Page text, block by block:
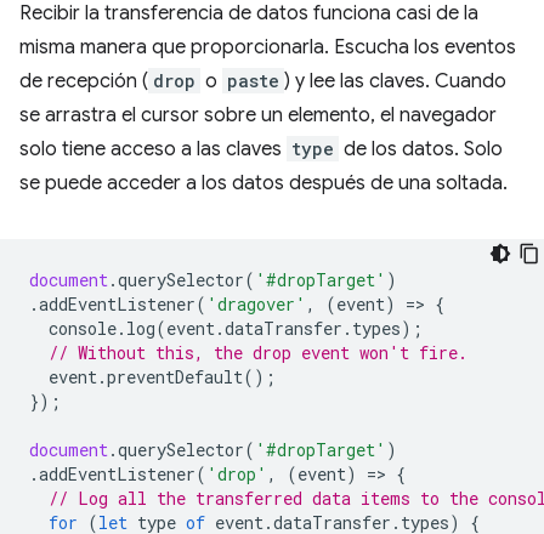
Recibir la transferencia de datos funciona casi de la
misma manera que proporcionarla. Escucha los eventos
de recepción ( drop o paste ) y lee las claves. Cuando
se arrastra el cursor sobre un elemento, el navegador
solo tiene acceso a las claves type de los datos. Solo
se puede acceder a los datos después de una soltada.
document.querySelector( '#dropTarget' )
.addEventListener( 'dragover' , (event) => {
console. log(event.dataTransfer . types);
// Without this, the drop event won't fire.
event.preventDefault();
});
document.querySelector( '#dropTarget' )
.addEventListener( 'drop' , (event) => {
// Log all the transferred data items to the
for (let type of event.dataTransfer . types)
{